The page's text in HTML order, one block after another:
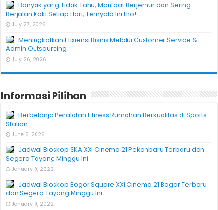
Banyak yang Tidak Tahu, Manfaat Berjemur dan Sering
Berjalan Kaki Setiap Hari, Ternyata Ini Lho!
July 27, 2026
Meningkatkan Efisiensi Bisnis Melalui Customer Service &
Admin Outsourcing
July 26, 2026
Informasi Pilihan
Berbelanja Peralatan Fitness Rumahan Berkualitas di Sports
Station
June 6, 2026
Jadwal Bioskop SKA XXI Cinema 21 Pekanbaru Terbaru dan
Segera Tayang Minggu Ini
January 9, 2022
Jadwal Bioskop Bogor Square XXi Cinema 21 Bogor Terbaru
dan Segera Tayang Minggu Ini
January 9, 2022